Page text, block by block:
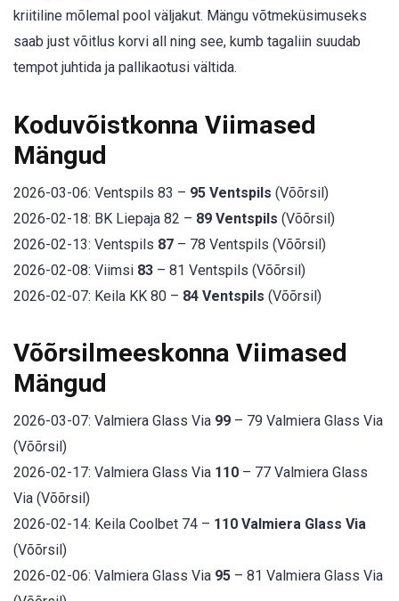
kriitiline mõlemal pool väljakut. Mängu võtmeküsimuseks
saab just võitlus korvi all ning see, kumb tagaliin suudab
tempot juhtida ja pallikaotusi vältida.
Koduvõistkonna Viimased
Mängud
2026-03-06: Ventspils 83 – 95 Ventspils (Võõrsil)
2026-02-18: BK Liepaja 82 – 89 Ventspils (Võõrsil)
2026-02-13: Ventspils 87 – 78 Ventspils (Võõrsil)
2026-02-08: Viimsi 83 – 81 Ventspils (Võõrsil)
2026-02-07: Keila KK 80 – 84 Ventspils (Võõrsil)
Võõrsilmeeskonna Viimased
Mängud
2026-03-07: Valmiera Glass Via 99 – 79 Valmiera Glass Via
(Võõrsil)
2026-02-17: Valmiera Glass Via 110 – 77 Valmiera Glass
Via (Võõrsil)
2026-02-14: Keila Coolbet 74 – 110 Valmiera Glass Via
(Võõrsil)
2026-02-06: Valmiera Glass Via 95 – 81 Valmiera Glass Via